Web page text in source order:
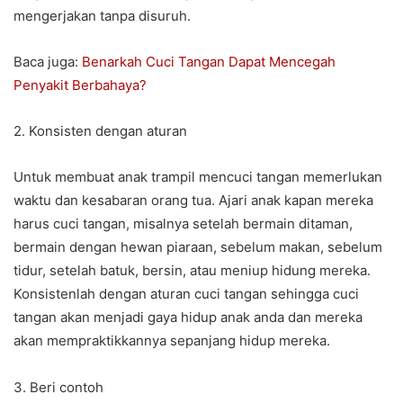
mengerjakan tanpa disuruh.
Baca juga: Benarkah Cuci Tangan Dapat Mencegah
Penyakit Berbahaya?
2. Konsisten dengan aturan
Untuk membuat anak trampil mencuci tangan memerlukan
waktu dan kesabaran orang tua. Ajari anak kapan mereka
harus cuci tangan, misalnya setelah bermain ditaman,
bermain dengan hewan piaraan, sebelum makan, sebelum
tidur, setelah batuk, bersin, atau meniup hidung mereka.
Konsistenlah dengan aturan cuci tangan sehingga cuci
tangan akan menjadi gaya hidup anak anda dan mereka
akan mempraktikkannya sepanjang hidup mereka.
3. Beri contoh